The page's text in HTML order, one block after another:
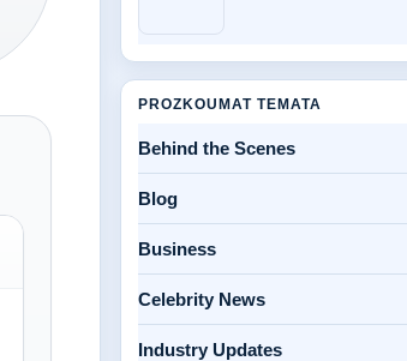
PROZKOUMAT TEMATA
Behind the Scenes
Blog
Business
Celebrity News
Industry Updates